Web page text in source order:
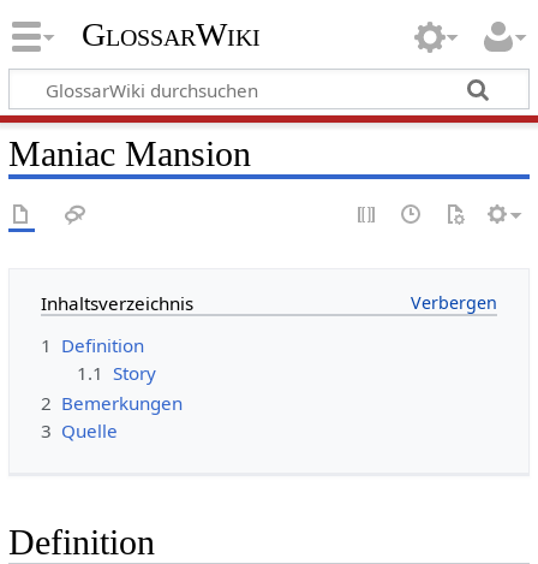
GlossarWiki
Maniac Mansion
Inhaltsverzeichnis
1 Definition
1.1 Story
2 Bemerkungen
3 Quelle
Definition